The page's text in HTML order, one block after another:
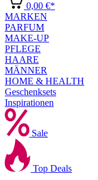
0,00 €*
MARKEN
PARFUM
MAKE-UP
PFLEGE
HAARE
MÄNNER
HOME & HEALTH
Geschenksets
Inspirationen
Sale
Top Deals